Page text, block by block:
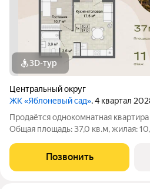
3D-тур
Центральный округ
ЖК «Яблоневый сад», 4 квартал
Продаётся однокомнатная
Общая площадь: 37,0 кв.м, жилая:
прихожую 3,6 кв.м. Санузел 3,9
площадью 2,6 кв.м. Квартира в
Позвонить